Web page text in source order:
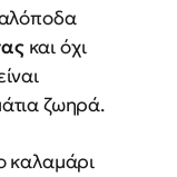
και όχι
ζωηρά.
καλαμάρι